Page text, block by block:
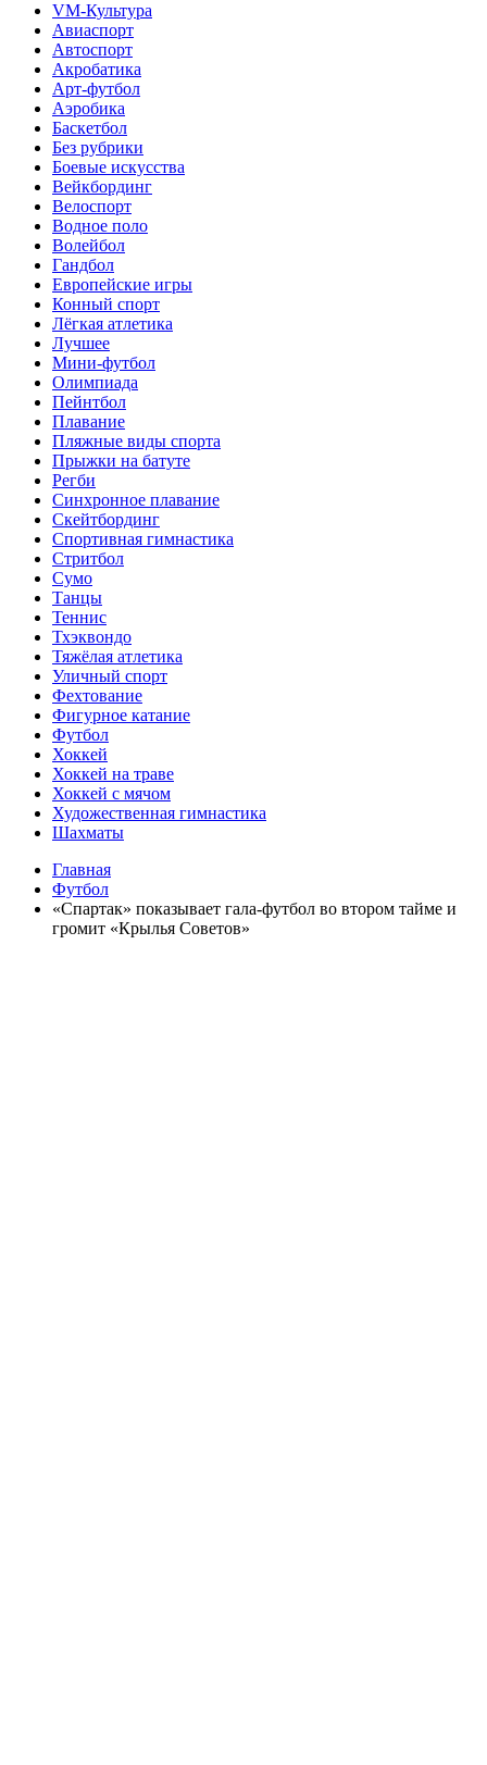
VM-Культура
Авиаспорт
Автоспорт
Акробатика
Арт-футбол
Аэробика
Баскетбол
Без рубрики
Боевые искусства
Вейкбординг
Велоспорт
Водное поло
Волейбол
Гандбол
Европейские игры
Конный спорт
Лёгкая атлетика
Лучшее
Мини-футбол
Олимпиада
Пейнтбол
Плавание
Пляжные виды спорта
Прыжки на батуте
Регби
Синхронное плавание
Скейтбординг
Спортивная гимнастика
Стритбол
Сумо
Танцы
Теннис
Тхэквондо
Тяжёлая атлетика
Уличный спорт
Фехтование
Фигурное катание
Футбол
Хоккей
Хоккей на траве
Хоккей с мячом
Художественная гимнастика
Шахматы
Главная
Футбол
«Спартак» показывает гала-футбол во втором тайме и
громит «Крылья Советов»